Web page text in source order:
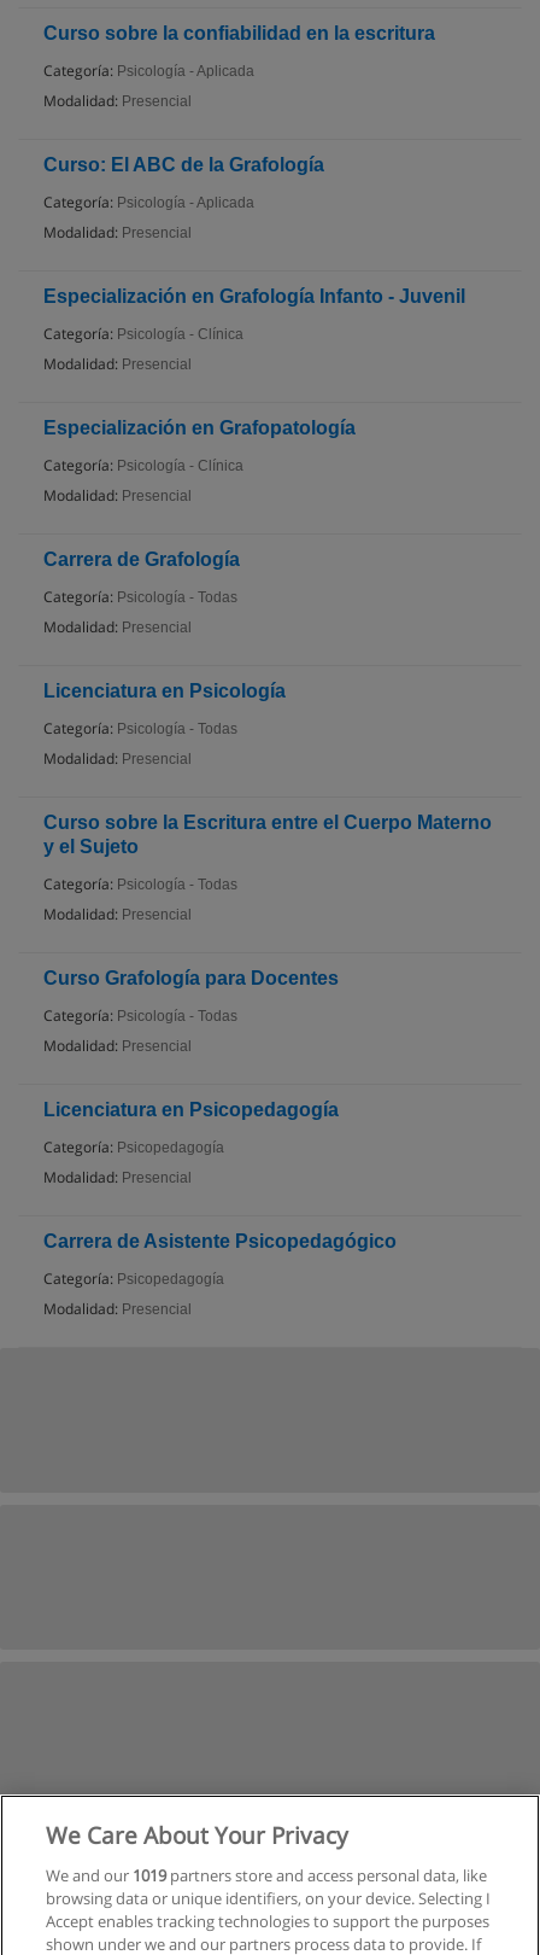
Curso sobre la confiabilidad en la escritura
Categoría: Psicología - Aplicada
Modalidad: Presencial
Curso: El ABC de la Grafología
Categoría: Psicología - Aplicada
Modalidad: Presencial
Especialización en Grafología Infanto - Juvenil
Categoría: Psicología - Clínica
Modalidad: Presencial
Especialización en Grafopatología
Categoría: Psicología - Clínica
Modalidad: Presencial
Carrera de Grafología
Categoría: Psicología - Todas
Modalidad: Presencial
Licenciatura en Psicología
Categoría: Psicología - Todas
Modalidad: Presencial
Curso sobre la Escritura entre el Cuerpo Materno
y el Sujeto
Categoría: Psicología - Todas
Modalidad: Presencial
Curso Grafología para Docentes
Categoría: Psicología - Todas
Modalidad: Presencial
Licenciatura en Psicopedagogía
Categoría: Psicopedagogía
Modalidad: Presencial
Carrera de Asistente Psicopedagógico
Categoría: Psicopedagogía
Modalidad: Presencial
Página1de2
We Care About Your Privacy
We and our 1019partners store and access personal data, like
browsing data or unique identifiers, on your device. Selecting I
Accept enables tracking technologies to support the purposes
shown under we and our partners process data to provide. If